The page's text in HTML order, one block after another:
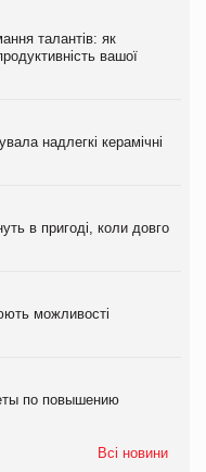
талантів: як
вашої
надлегкі керамічні
в пригоді, коли довго
можливості
по повышению
Всі новини